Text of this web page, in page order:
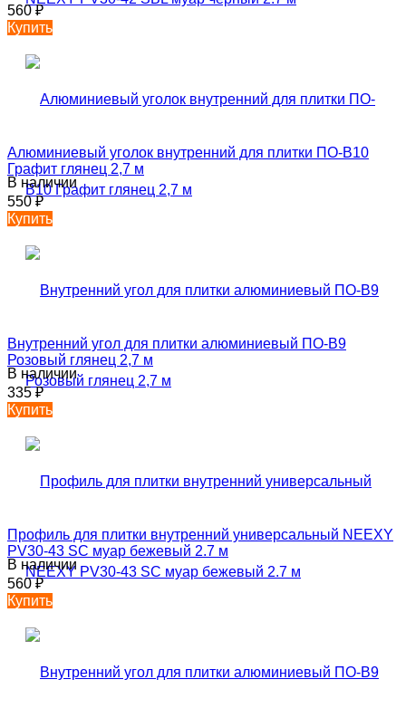
560₽
Купить
Алюминиевый уголок внутренний для плитки ПО-В10
Графит глянец 2,7 м
В наличии
550₽
Купить
Внутренний угол для плитки алюминиевый ПО-В9
Розовый глянец 2,7 м
В наличии
335₽
Купить
Профиль для плитки внутренний универсальный NEEXY
PV30-43 SC муар бежевый 2.7 м
В наличии
560₽
Купить